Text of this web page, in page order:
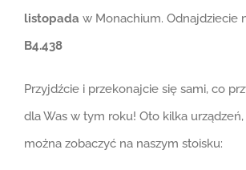
listopada w Monachium. Odnajdziecie
B4.438
Przyjdźcie i przekonajcie się sami, co
dla Was w tym roku! Oto kilka
można zobaczyć na naszym stoisku: